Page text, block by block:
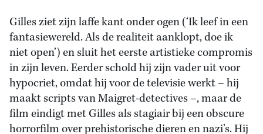
Gilles ziet zijn laffe kant onder ogen (‘Ik leef in een
fantasiewereld. Als de realiteit aanklopt, doe ik
niet open’) en sluit het eerste artistieke compromis
in zijn leven. Eerder schold hij zijn vader uit voor
hypocriet, omdat hij voor de televisie werkt – hij
maakt scripts van Maigret-detectives –, maar de
film eindigt met Gilles als stagiair bij een obscure
horrorfilm over prehistorische dieren en nazi’s. Hij